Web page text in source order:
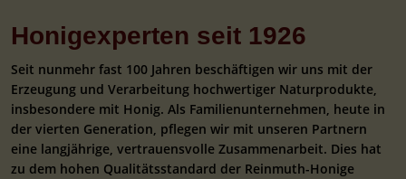
Honigexperten seit 1926
Seit nunmehr fast 100 Jahren beschäftigen wir uns mit der
Erzeugung und Verarbeitung hochwertiger Naturprodukte,
insbesondere mit Honig. Als Familienunternehmen, heute in
der vierten Generation, pflegen wir mit unseren Partnern
eine langjährige, vertrauensvolle Zusammenarbeit. Dies hat
zu dem hohen Qualitätsstandard der Reinmuth-Honige